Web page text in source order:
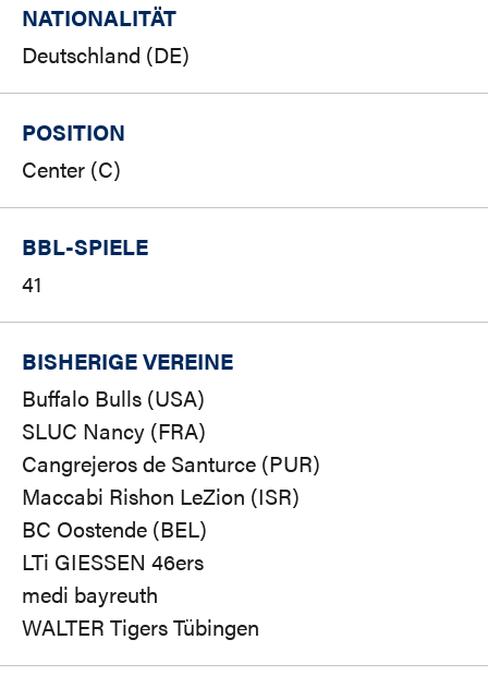
NATIONALITÄT
Deutschland (DE)
POSITION
Center (C)
BBL-SPIELE
41
BISHERIGE VEREINE
Buffalo Bulls (USA)
SLUC Nancy (FRA)
Cangrejeros de Santurce (PUR)
Maccabi Rishon LeZion (ISR)
BC Oostende (BEL)
LTi GIESSEN 46ers
medi bayreuth
WALTER Tigers Tübingen